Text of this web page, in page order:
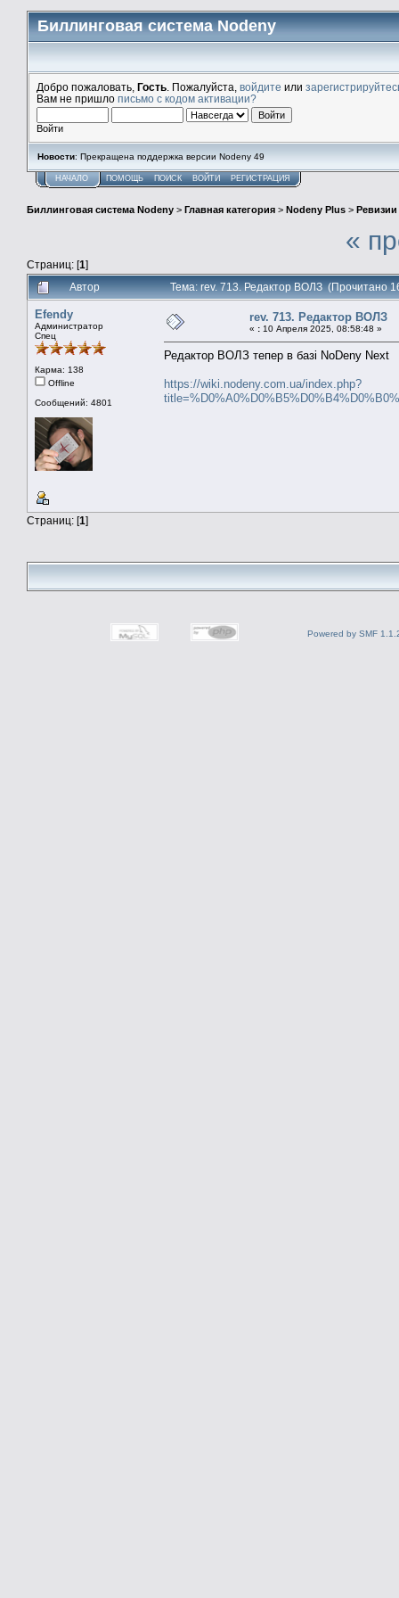
Биллинговая система Nodeny
Добро пожаловать, Гость . Пожалуйста, войдите или
Вам не пришло письмо с кодом активации?
Войти
Новости: Прекращена поддержка версии Nodeny 49
НАЧАЛО ПОМОЩЬ ПОИСК ВОЙТИ РЕГИСТРАЦИЯ
Биллинговая система Nodeny > Главная категория > Nodeny Plus > Ревизии
Страниц: [1]
«
Автор Тема: rev. 713. Редактор ВОЛЗ (Прочитано
Efendy
Администратор
Спец
Карма: 138
Offline
Сообщений: 4801
rev. 713. Редактор ВОЛЗ
« : 10 Апреля 2025, 08:58:48 »
Редактор ВОЛЗ тепер в базі NoDeny Next
https://wiki.nodeny.com.ua/index.php?
Страниц: [1]
Powered by SMF